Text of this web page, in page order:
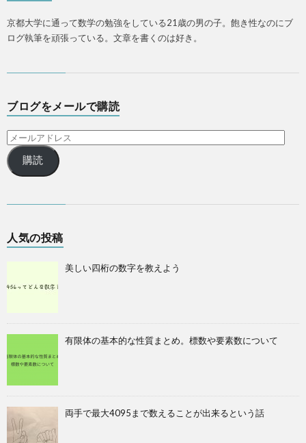
京都大学に通って数学の勉強をしている21歳の男の子。飽き性なのにブ
ログ執筆を頑張っている。文章を書くのは好き。
ブログをメールで購読
購読
人気の投稿
美しい四桁の数字を教えよう
有限体の基本的な性質まとめ。標数や要素数について
両手で最大4095まで数えることが出来るという話